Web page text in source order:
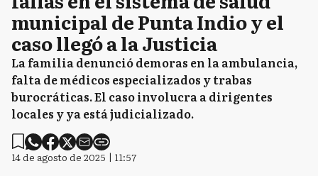
municipal de Punta Indio y el
caso llegó a la Justicia
La familia denunció demoras en la ambulancia,
falta de médicos especializados y trabas
burocráticas. El caso involucra a dirigentes
locales y ya está judicializado.
14 de agosto de 2025 | 11:57